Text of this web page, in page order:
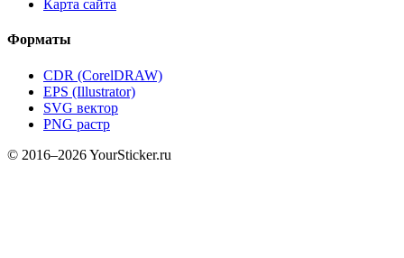
Карта сайта
Форматы
CDR (CorelDRAW)
EPS (Illustrator)
SVG вектор
PNG растр
© 2016–2026 YourSticker.ru